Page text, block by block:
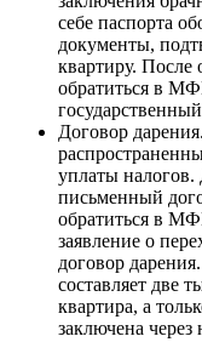
себе паспорта
документы,
квартиру. После
обратиться в
Договор
уплаты налогов.
письменный
обратиться в
заявление о
договор
составляет две
квартира, а
заключена через